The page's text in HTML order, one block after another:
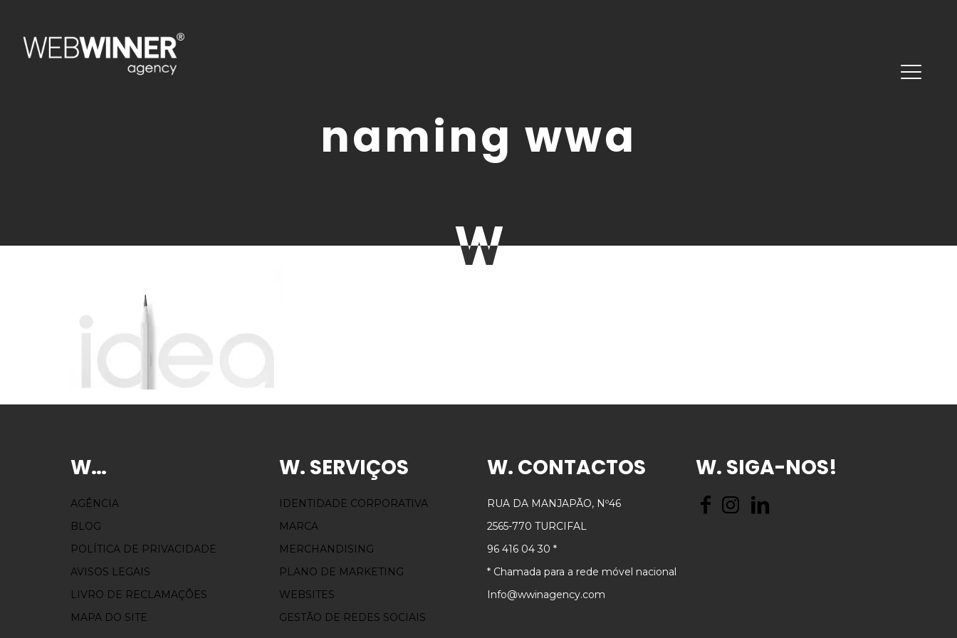
naming wwa
W…
AGÊNCIA
BLOG
POLÍTICA DE PRIVACIDADE
AVISOS LEGAIS
LIVRO DE RECLAMAÇÕES
MAPA DO SITE
W. SERVIÇOS
IDENTIDADE CORPORATIVA
MARCA
MERCHANDISING
PLANO DE MARKETING
WEBSITES
GESTÃO DE REDES SOCIAIS
W. CONTACTOS
RUA DA MANJAPÃO, Nº46
2565-770 TURCIFAL
96 416 04 30 *
* Chamada para a rede móvel nacional
Info@wwinagency.com
W. SIGA-NOS!